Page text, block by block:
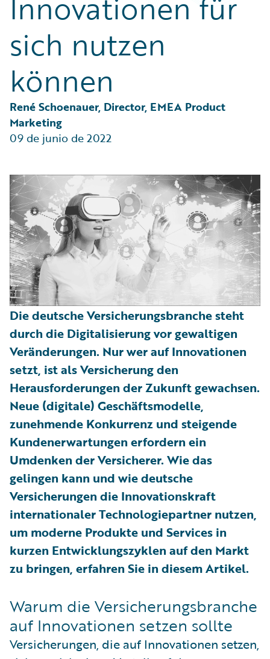
Partner Perspective
Technology
Trends
sich nutzen
können
René Schoenauer, Director, EMEA Product
Marketing
09 de junio de 2022
Die deutsche Versicherungsbranche steht
durch die Digitalisierung vor gewaltigen
Veränderungen. Nur wer auf Innovationen
setzt, ist als Versicherung den
Herausforderungen der Zukunft gewachsen.
Neue (digitale) Geschäftsmodelle,
zunehmende Konkurrenz und steigende
Kundenerwartungen erfordern ein
Umdenken der Versicherer. Wie das
gelingen kann und wie deutsche
Versicherungen die Innovationskraft
internationaler Technologiepartner nutzen,
um moderne Produkte und Services in
kurzen Entwicklungszyklen auf den Markt
zu bringen, erfahren Sie in diesem Artikel.
Warum die Versicherungsbranche
auf Innovationen setzen sollte
Versicherungen, die auf Innovationen setzen,